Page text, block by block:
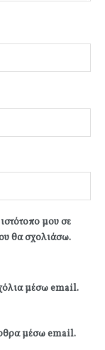
μου σε
θα σχολιάσω.
μέσω email.
μέσω email.